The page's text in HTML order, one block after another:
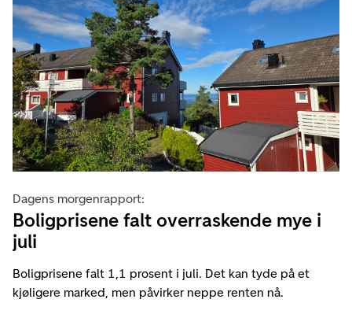
Dagens morgenrapport:
Boligprisene falt overraskende mye i
juli
Boligprisene falt 1,1 prosent i juli. Det kan tyde på et
kjøligere marked, men påvirker neppe renten nå.